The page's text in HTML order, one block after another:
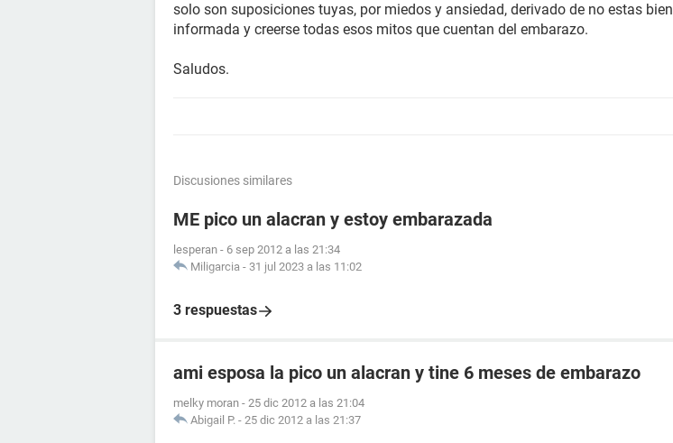
solo son suposiciones tuyas, por miedos y ansiedad, derivado de no estas bien
informada y creerse todas esos mitos que cuentan del embarazo.
Saludos.
Discusiones similares
ME pico un alacran y estoy embarazada
lesperan - 6 sep 2012 a las 21:34
Miligarcia - 31 jul 2023 a las 11:02
3 respuestas
ami esposa la pico un alacran y tine 6 meses de embarazo
melky moran - 25 dic 2012 a las 21:04
Abigail P. - 25 dic 2012 a las 21:37